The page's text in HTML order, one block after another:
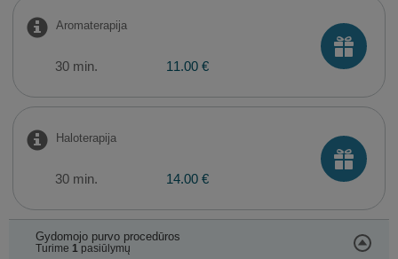
Aromaterapija
30 min. 11.00 €
Haloterapija
30 min. 14.00 €
Gydomojo purvo procedūros
Turime 1pasiūlymų